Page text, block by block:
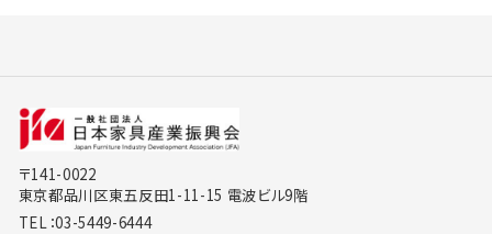
〒141-0022
東京都品川区東五反田1-11-15 電波ビル9階
TEL：03-5449-6444